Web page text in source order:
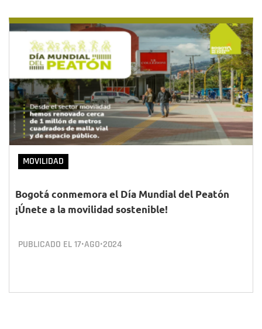
MOVILIDAD
Bogotá conmemora el Día Mundial del Peatón
¡Únete a la movilidad sostenible!
PUBLICADO EL17•AGO•2024